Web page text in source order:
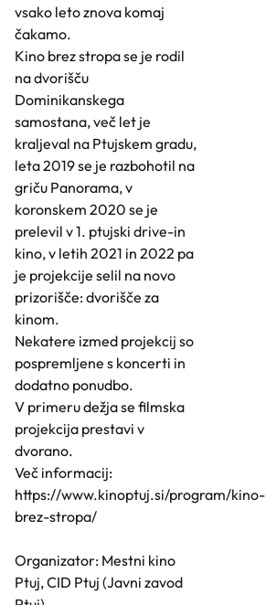
vsako leto znova komaj
čakamo.
Kino brez stropa se je rodil
na dvorišču
Dominikanskega
samostana, več let je
kraljeval na Ptujskem gradu,
leta 2019 se je razbohotil na
griču Panorama, v
koronskem 2020 se je
prelevil v 1. ptujski drive-in
kino, v letih 2021 in 2022 pa
je projekcije selil na novo
prizorišče: dvorišče za
kinom.
Nekatere izmed projekcij so
pospremljene s koncerti in
dodatno ponudbo.
V primeru dežja se filmska
projekcija prestavi v
dvorano.
Več informacij:
https://www.kinoptuj.si/program/kino-
brez-stropa/
Organizator: Mestni kino
Ptuj, CID Ptuj (Javni zavod